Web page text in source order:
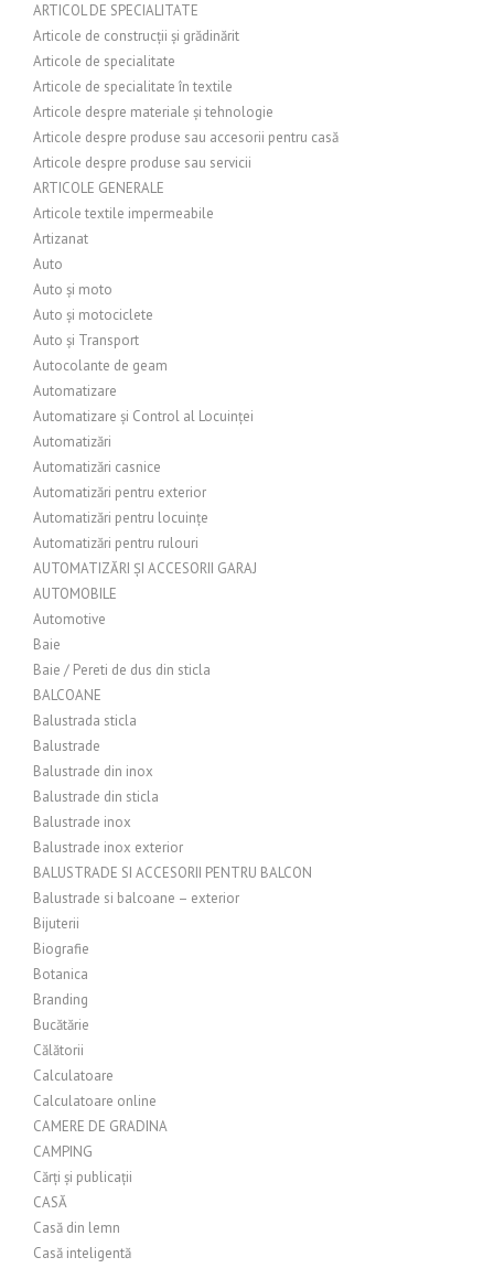
ARTICOL DE SPECIALITATE
Articole de construcții și grădinărit
Articole de specialitate
Articole de specialitate în textile
Articole despre materiale și tehnologie
Articole despre produse sau accesorii pentru casă
Articole despre produse sau servicii
ARTICOLE GENERALE
Articole textile impermeabile
Artizanat
Auto
Auto și moto
Auto și motociclete
Auto și Transport
Autocolante de geam
Automatizare
Automatizare și Control al Locuinței
Automatizări
Automatizări casnice
Automatizări pentru exterior
Automatizări pentru locuințe
Automatizări pentru rulouri
AUTOMATIZĂRI ȘI ACCESORII GARAJ
AUTOMOBILE
Automotive
Baie
Baie / Pereti de dus din sticla
BALCOANE
Balustrada sticla
Balustrade
Balustrade din inox
Balustrade din sticla
Balustrade inox
Balustrade inox exterior
BALUSTRADE SI ACCESORII PENTRU BALCON
Balustrade si balcoane – exterior
Bijuterii
Biografie
Botanica
Branding
Bucătărie
Călătorii
Calculatoare
Calculatoare online
CAMERE DE GRADINA
CAMPING
Cărți și publicații
CASĂ
Casă din lemn
Casă inteligentă